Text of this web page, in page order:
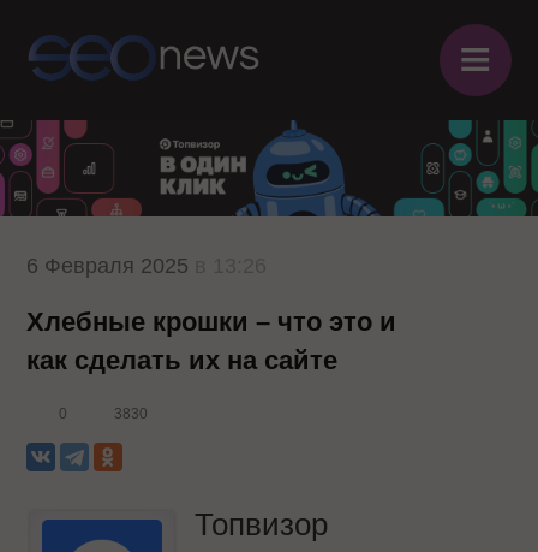
≡
6 Февраля 2025
Хлебные крошки – что это и
как сделать их на сайте
0 3830
Топвизор